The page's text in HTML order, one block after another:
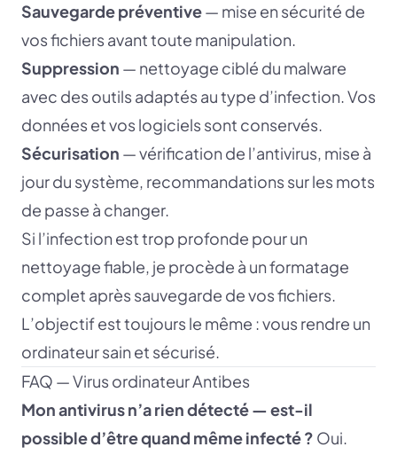
Sauvegarde préventive— mise en sécurité de
vos fichiers avant toute manipulation.
Suppression — nettoyage ciblé du malware
avec des outils adaptés au type d’infection. Vos
données et vos logiciels sont conservés.
Sécurisation — vérification de l’antivirus, mise à
jour du système, recommandations sur les mots
de passe à changer.
Si l’infection est trop profonde pour un
nettoyage fiable, je procède à un formatage
complet après sauvegarde de vos fichiers.
L’objectif est toujours le même : vous rendre un
ordinateur sain et sécurisé.
FAQ — Virus ordinateur Antibes
Mon antivirus n’a rien détecté — est-il
possible d’être quand même infecté ? Oui.